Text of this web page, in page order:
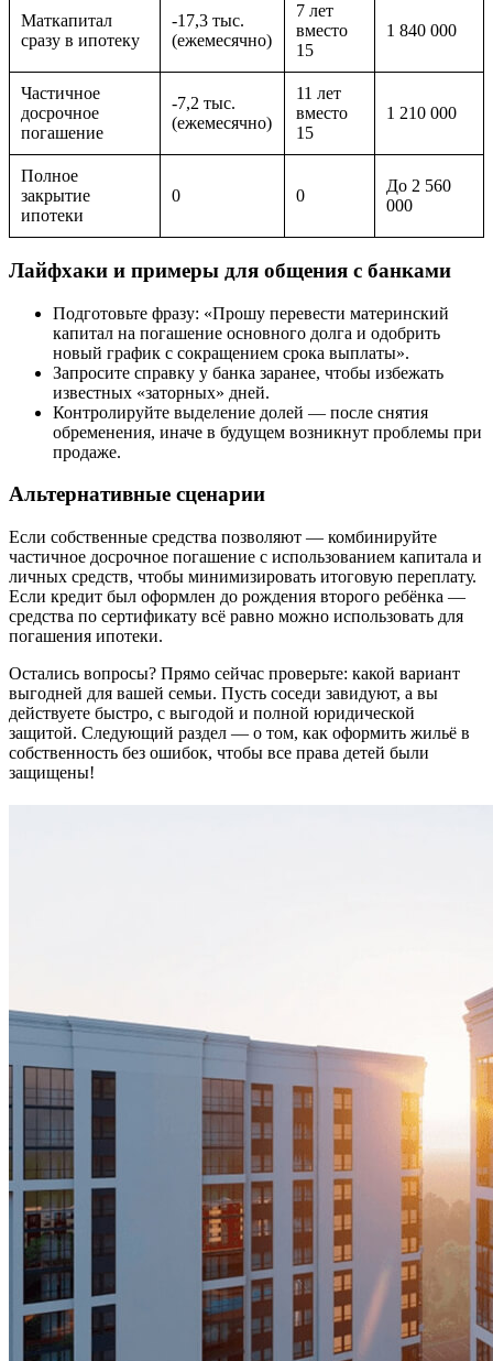
Маткапитал
сразу в ипотеку
-17,3 тыс.
(ежемесячно)
7 лет
вместо
15
1 840 000
Частичное
досрочное
погашение
-7,2 тыс.
(ежемесячно)
11 лет
вместо
15
1 210 000
Полное
закрытие
ипотеки
0 0
До 2 560
000
Лайфхаки и примеры для общения с банками
Подготовьте фразу: «Прошу перевести материнский
капитал на погашение основного долга и одобрить
новый график с сокращением срока выплаты».
Запросите справку у банка заранее, чтобы избежать
известных «заторных» дней.
Контролируйте выделение долей — после снятия
обременения, иначе в будущем возникнут проблемы при
продаже.
Альтернативные сценарии
Если собственные средства позволяют — комбинируйте
частичное досрочное погашение с использованием капитала и
личных средств, чтобы минимизировать итоговую переплату.
Если кредит был оформлен до рождения второго ребёнка —
средства по сертификату всё равно можно использовать для
погашения ипотеки.
Остались вопросы? Прямо сейчас проверьте: какой вариант
выгодней для вашей семьи. Пусть соседи завидуют, а вы
действуете быстро, с выгодой и полной юридической
защитой. Следующий раздел — о том, как оформить жильё в
собственность без ошибок, чтобы все права детей были
защищены!